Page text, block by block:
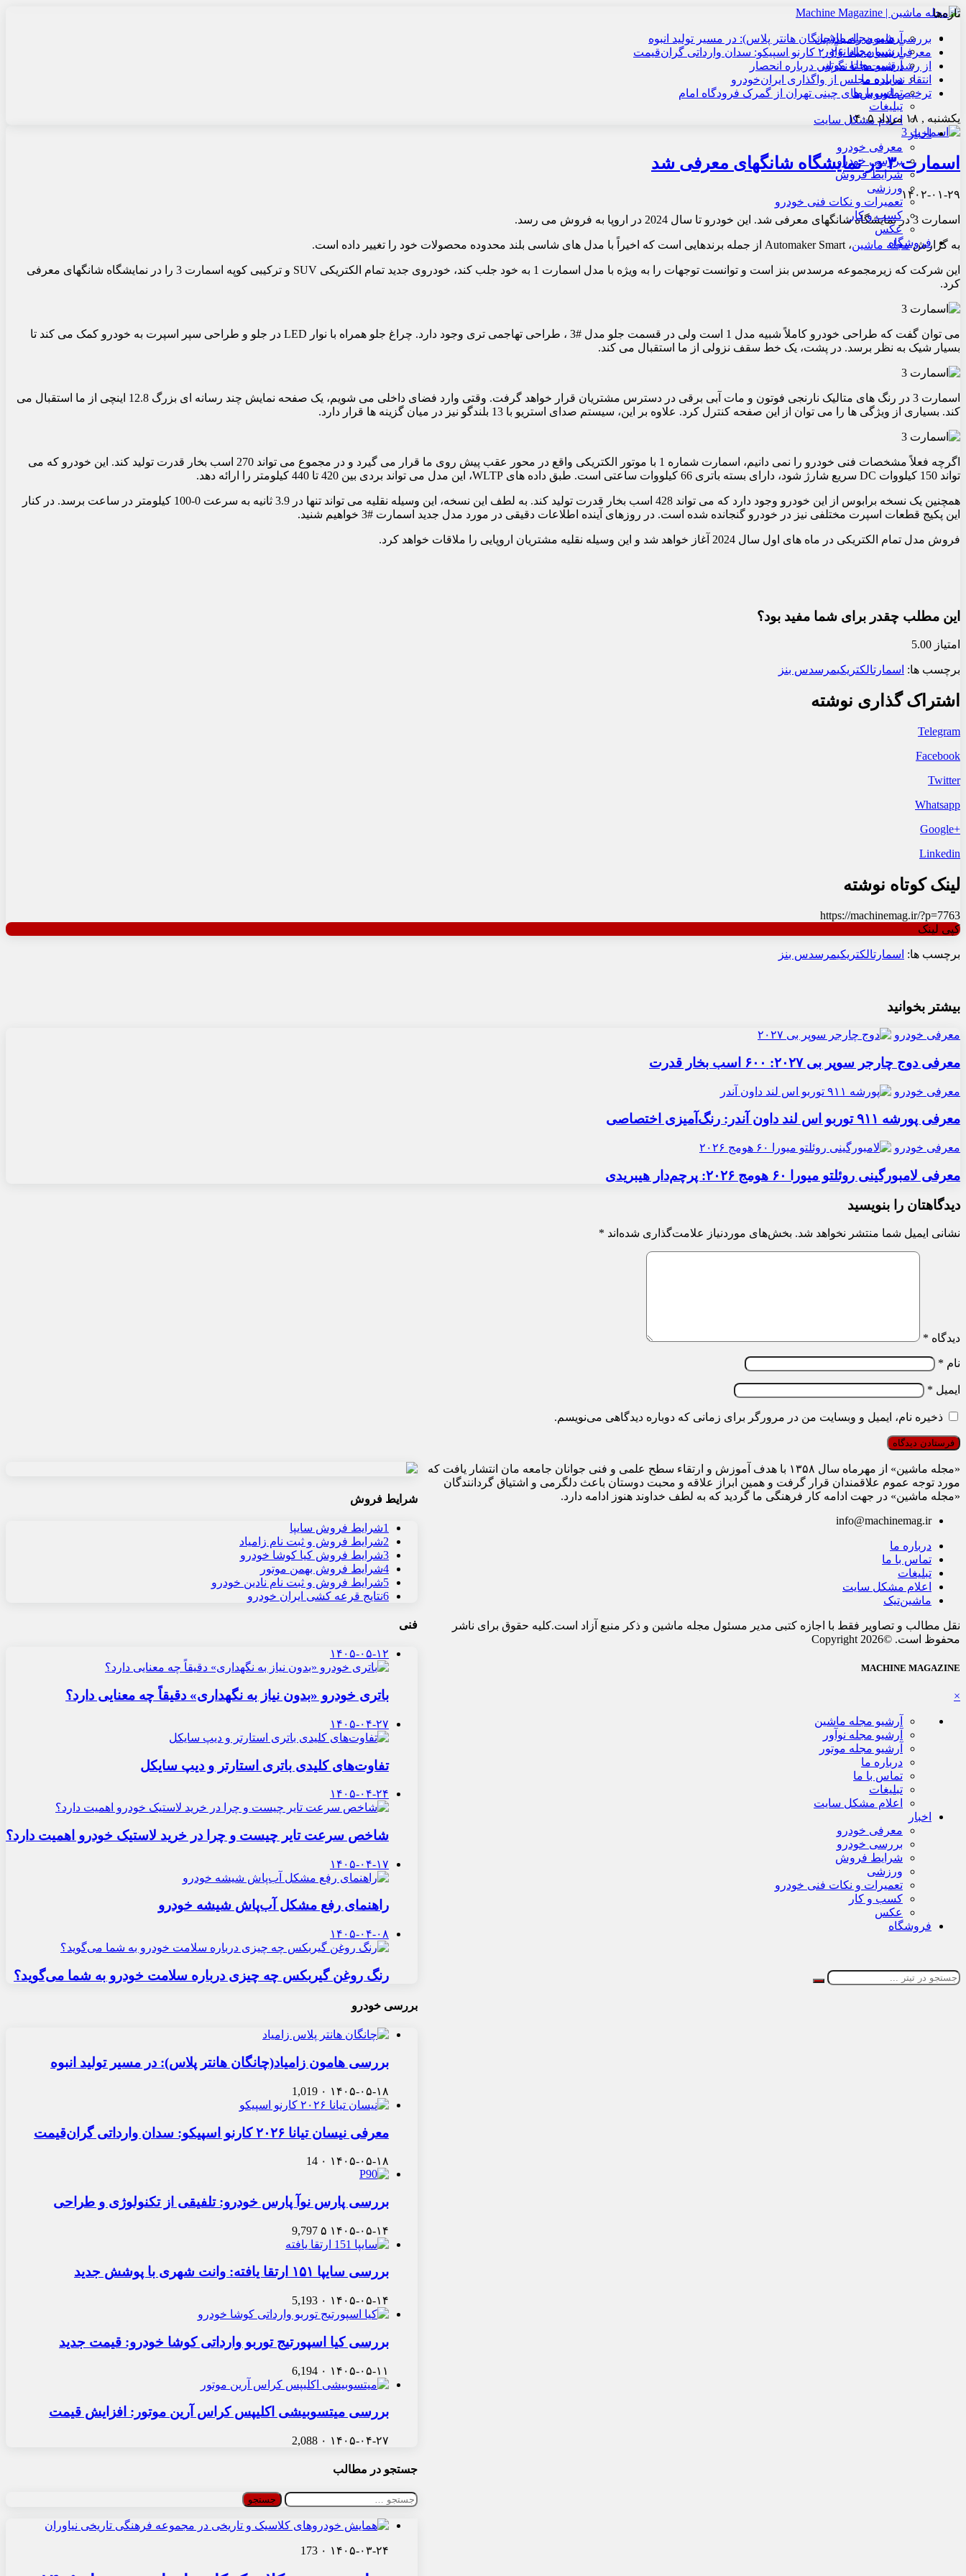
آرشیو مجله ماشین
آرشیو مجله نوآور
آرشیو مجله موتور
درباره ما
تماس با ما
تبلیغات
اعلام مشکل سایت
اخبار
معرفی خودرو
بررسی خودرو
شرایط فروش
ورزشی
تعمیرات و نکات فنی خودرو
کسب و کار
عکس
فروشگاه
تازه‌ها
بررسی هامون زامیاد(چانگان هانتر پلاس): در مسیر تولید انبوه
معرفی نیسان تیانا ۲۰۲۶ کارنو اسپیکو: سدان وارداتی گران‌قیمت
از رشد قیمت‌ها تا نگرانی درباره انحصار
انتقاد نماینده مجلس از واگذاری ایران‌خودرو
ترخیص اتوبوس‌های چینی تهران از گمرک فرودگاه امام
یکشنبه , ۱۸ مرداد ۱۴۰۵
اسمارت ۳ در نمایشگاه شانگهای معرفی شد
۱۴۰۲-۰۱-۲۹
اسمارت 3 در نمایشگاه شانگهای معرفی شد. این خودرو تا سال 2024 در اروپا به فروش می رسد.
به گزارشمجله ماشین، Automaker Smart از جمله برندهایی است که اخیراً با مدل های شاسی بلند محدوده محصولات خود را تغییر داده است.
این شرکت که زیرمجموعه مرسدس بنز است و توانست توجهات را به ویژه با مدل اسمارت 1 به خود جلب کند، خودروی جدید تمام الکتریکی SUV و ترکیبی کوپه اسمارت 3 را در نمایشگاه شانگهای معرفی
کرد.
می توان گفت که طراحی خودرو کاملاً شبیه مدل 1 است ولی در قسمت جلو مدل #3 ، طراحی تهاجمی تری وجود دارد. چراغ جلو همراه با نوار LED در جلو و طراحی سپر اسپرت به خودرو کمک می کند تا
بسیار شیک به نظر برسد. در پشت، یک خط سقف نزولی از ما استقبال می کند.
اسمارت 3 در رنگ های متالیک نارنجی فوتون و مات آبی برقی در دسترس مشتریان قرار خواهد گرفت. وقتی وارد فضای داخلی می شویم، یک صفحه نمایش چند رسانه ای بزرگ 12.8 اینچی از ما استقبال می
کند. بسیاری از ویژگی ها را می توان از این صفحه کنترل کرد. علاوه بر این، سیستم صدای استریو با 13 بلندگو نیز در میان گزینه ها قرار دارد.
اگرچه فعلاً مشخصات فنی خودرو را نمی دانیم، اسمارت شماره 1 با موتور الکتریکی واقع در محور عقب پیش روی ما قرار می گیرد و در مجموع می تواند 270 اسب بخار قدرت تولید کند. این خودرو که می
تواند 150 کیلووات DC سریع شارژ شود، دارای بسته باتری 66 کیلووات ساعتی است. طبق داده های WLTP، این مدل می تواند بردی بین 420 تا 440 کیلومتر را ارائه دهد.
همچنین یک نسخه برابوس از این خودرو وجود دارد که می تواند 428 اسب بخار قدرت تولید کند. به لطف این نسخه، این وسیله نقلیه می تواند تنها در 3.9 ثانیه به سرعت 0-100 کیلومتر در ساعت برسد. در کنار
این پکیج قطعات اسپرت مختلفی نیز در خودرو گنجانده شده است. در روزهای آینده اطلاعات دقیقی در مورد مدل جدید اسمارت #3 خواهیم شنید.
فروش مدل تمام الکتریکی در ماه های اول سال 2024 آغاز خواهد شد و این وسیله نقلیه مشتریان اروپایی را ملاقات خواهد کرد.
این مطلب چقدر برای شما مفید بود؟
امتیاز 5.00
برچسب ها: اسمارتالکتریکیمرسدس بنز
اشتراک گذاری نوشته
Telegram
Facebook
Twitter
Whatsapp
+Google
Linkedin
لینک کوتاه نوشته
https://machinemag.ir/?p=7763
کپی لینک
برچسب ها: اسمارتالکتریکیمرسدس بنز
بیشتر بخوانید
معرفی خودرو
معرفی دوج چارجر سوپر بی ۲۰۲۷: ۶۰۰ اسب بخار قدرت
معرفی خودرو
معرفی پورشه ۹۱۱ توربو اس لند داون آندر: رنگ‌آمیزی اختصاصی
معرفی خودرو
معرفی لامبورگینی روئلتو میورا ۶۰ هومج ۲۰۲۶: پرچم‌دار هیبریدی
دیدگاهتان را بنویسید
نشانی ایمیل شما منتشر نخواهد شد. بخش‌های موردنیاز علامت‌گذاری شده‌اند *
دیدگاه *
نام *
ایمیل *
ذخیره نام، ایمیل و وبسایت من در مرورگر برای زمانی که دوباره دیدگاهی می‌نویسم.
شرایط فروش
1شرایط فروش سایپا
2شرایط فروش و ثبت نام زامیاد
3شرایط فروش کیا کوشا خودرو
4شرایط فروش بهمن موتور
5شرایط فروش و ثبت نام نادین خودرو
6نتایج قرعه کشی ایران خودرو
فنی
۱۴۰۵-۰۵-۱۲
باتری خودرو «بدون نیاز به نگهداری» دقیقاً چه معنایی دارد؟
۱۴۰۵-۰۴-۲۷
تفاوت‌های کلیدی باتری استارتر و دیپ سایکل
۱۴۰۵-۰۴-۲۴
شاخص سرعت تایر چیست و چرا در خرید لاستیک خودرو اهمیت دارد؟
۱۴۰۵-۰۴-۱۷
راهنمای رفع مشکل آب‌پاش شیشه خودرو
۱۴۰۵-۰۴-۰۸
رنگ روغن گیربکس چه چیزی درباره سلامت خودرو به شما می‌گوید؟
بررسی خودرو
بررسی هامون زامیاد(چانگان هانتر پلاس): در مسیر تولید انبوه
۱۴۰۵-۰۵-۱۸ ۰ 1,019
معرفی نیسان تیانا ۲۰۲۶ کارنو اسپیکو: سدان وارداتی گران‌قیمت
۱۴۰۵-۰۵-۱۸ ۰ 14
بررسی پارس نوآ پارس خودرو: تلفیقی از تکنولوژی و طراحی
۱۴۰۵-۰۵-۱۴ ۵ 9,797
بررسی سایپا ۱۵۱ ارتقا یافته: وانت شهری با پوشش جدید
۱۴۰۵-۰۵-۱۴ ۰ 5,193
بررسی کیا اسپورتیج توربو وارداتی کوشا خودرو: قیمت جدید
۱۴۰۵-۰۵-۱۱ ۰ 6,194
بررسی میتسوبیشی اکلیپس کراس آرین موتور: افزایش قیمت
۱۴۰۵-۰۴-۲۷ ۰ 2,088
جستجو در مطالب
جستجو
۱۴۰۵-۰۳-۲۴ ۰ 173
«مجله ماشین» از مهرماه سال ۱۳۵۸ با هدف آموزش و ارتقاء سطح علمی و فنی جوانان جامعه مان انتشار یافت که
مورد توجه عموم علاقمندان قرار گرفت و همین ابراز علاقه و محبت دوستان باعث دلگرمی و اشتیاق گردانندگان
«مجله ماشین» در جهت ادامه کار فرهنگی ما گردید که به لطف خداوند هنوز ادامه دارد.
info@machinemag.ir
درباره ما
تماس با ما
تبلیغات
اعلام مشکل سایت
ماشین‌تیک
نقل مطالب و تصاویر فقط با اجازه کتبی مدیر مسئول مجله ماشین و ذکر منبع آزاد است.کلیه حقوق برای ناشر
محفوظ است. ©Copyright 2026
MACHINE MAGAZINE
×
آرشیو مجله ماشین
آرشیو مجله نوآور
آرشیو مجله موتور
درباره ما
تماس با ما
تبلیغات
اعلام مشکل سایت
اخبار
معرفی خودرو
بررسی خودرو
شرایط فروش
ورزشی
تعمیرات و نکات فنی خودرو
کسب و کار
عکس
فروشگاه